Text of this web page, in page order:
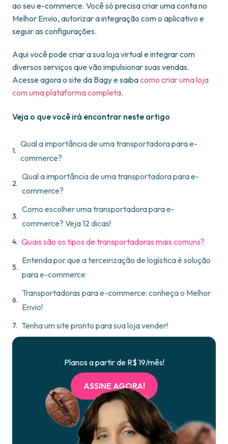
ao seu e-commerce. Você só precisa criar uma conta no
Melhor Envio, autorizar a integração com o aplicativo e
seguir as configurações.
Aqui você pode criar a sua loja virtual e integrar com
diversos serviços que vão impulsionar suas vendas.
Acesse agora o site da Bagy e saibacomo criar uma loja
com uma plataforma completa.
Veja o que você irá encontrar neste artigo
Qual a importância de uma transportadora para e-
commerce?
Qual a importância de uma transportadora para e-
commerce?
Como escolher uma transportadora para e-
commerce? Veja 12 dicas!
Quais são os tipos de transportadoras mais comuns?
Entenda por que a terceirização de logística é solução
para e-commerce
Transportadoras para e-commerce: conheça o Melhor
Envio!
Tenha um site pronto para sua loja vender!
Planos a partir de R$ 19/mês!
ASSINE AGORA!